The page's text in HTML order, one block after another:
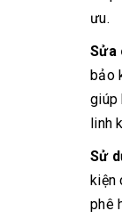
ưu.
Sửa
bảo
giúp
linh
Sử
kiện
phê